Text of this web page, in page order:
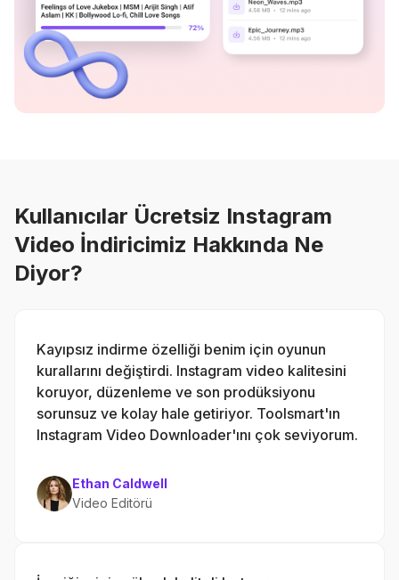
Kullanıcılar Ücretsiz Instagram
Video İndiricimiz Hakkında Ne
Diyor?
Kayıpsız indirme özelliği benim için oyunun
kurallarını değiştirdi. Instagram video kalitesini
koruyor, düzenleme ve son prodüksiyonu
sorunsuz ve kolay hale getiriyor. Toolsmart'ın
Instagram Video Downloader'ını çok seviyorum.
Ethan Caldwell
Video Editörü